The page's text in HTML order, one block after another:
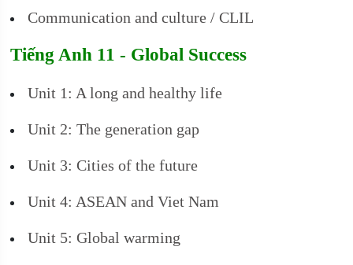
Communication and culture / CLIL
Tiếng Anh 11 - Global Success
Unit 1: A long and healthy life
Unit 2: The generation gap
Unit 3: Cities of the future
Unit 4: ASEAN and Viet Nam
Unit 5: Global warming